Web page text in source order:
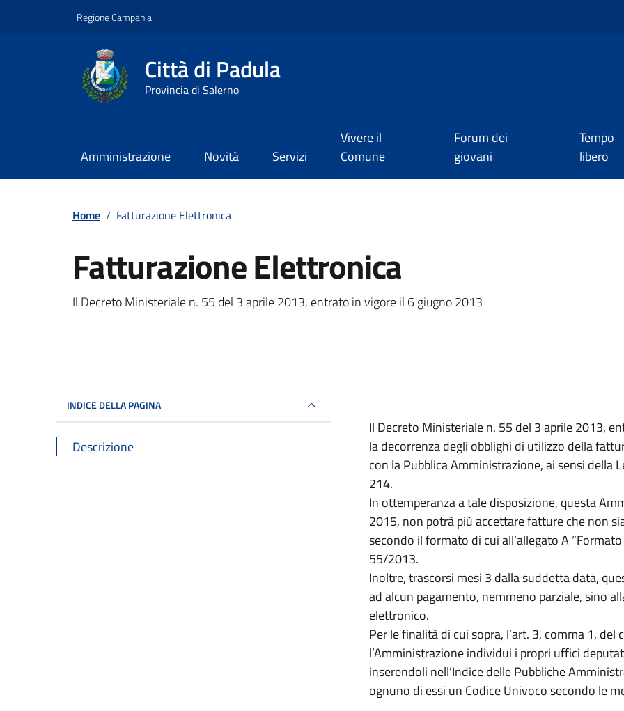
Regione Campania
Città di Padula
Provincia di Salerno
Amministrazione Novità Servizi
Vivere il
Comune
Forum dei
giovani
Tempo
libero
Home / Fatturazione Elettronica
Fatturazione Elettronica
Dettagli della notizia
Il Decreto Ministeriale n. 55 del 3 aprile 2013, entrato in vigore il 6 giugno 2013
INDICE DELLA PAGINA
Descrizione
Il Decreto Ministeriale n. 55 del 3 aprile 2013,
la decorrenza degli obblighi di utilizzo della
con la Pubblica Amministrazione, ai sensi della
214.
In ottemperanza a tale disposizione, questa
2015, non potrà più accettare fatture che non
secondo il formato di cui all’allegato A
55/2013.
Inoltre, trascorsi mesi 3 dalla suddetta data,
ad alcun pagamento, nemmeno parziale, sino
elettronico.
Per le finalità di cui sopra, l’art. 3, comma 1,
l’Amministrazione individui i propri uffici
inserendoli nell’Indice delle Pubbliche
ognuno di essi un Codice Univoco secondo le